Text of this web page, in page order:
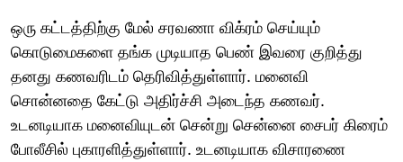
ஒரு கட்டத்திற்கு மேல் சரவணா விக்ரம் செய்யும்
கொடுமைகளை தங்க முடியாத பெண் இவரை குறித்து
தனது கணவரிடம் தெரிவித்துள்ளார். மனைவி
சொன்னதை கேட்டு அதிர்ச்சி அடைந்த கணவர்.
உடனடியாக மனைவியுடன் சென்று சென்னை சைபர் கிரைம்
போலீசில் புகாரளித்துள்ளார். உடனடியாக விசாரணை